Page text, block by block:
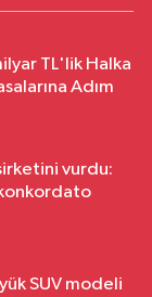
TL'lik Halka
Adım
vurdu:
SUV modeli